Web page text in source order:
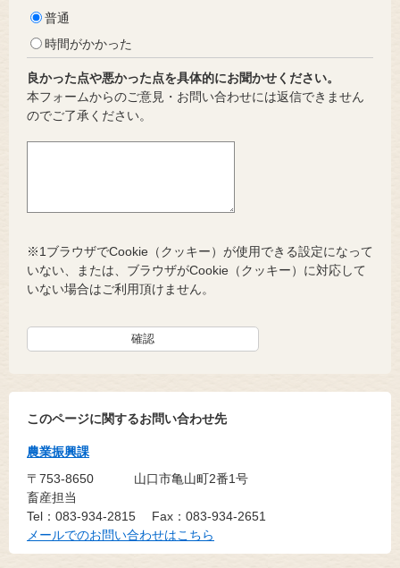
普通
時間がかかった
良かった点や悪かった点を具体的にお聞かせください。
本フォームからのご意見・お問い合わせには返信できません
のでご了承ください。
※1ブラウザでCookie（クッキー）が使用できる設定になって
いない、または、ブラウザがCookie（クッキー）に対応して
いない場合はご利用頂けません。
このページに関するお問い合わせ先
農業振興課
〒753-8650
山口市亀山町2番1号
畜産担当
Tel：083-934-2815
Fax：083-934-2651
メールでのお問い合わせはこちら